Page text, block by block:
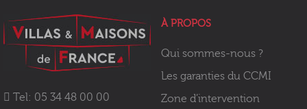
Tel: 05 34 48 00 00
À PROPOS
Qui sommes-nous ?
Les garanties du CCMI
Zone d’intervention